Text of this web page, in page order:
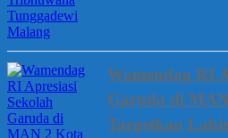
Wamendag RI
Garuda di
Targetkan